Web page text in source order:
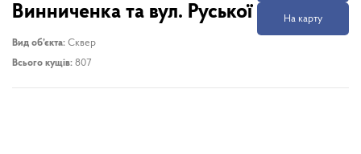
Винниченка та вул. Руської
Вид об’єкта: Сквер
Всього кущів: 807
На карту